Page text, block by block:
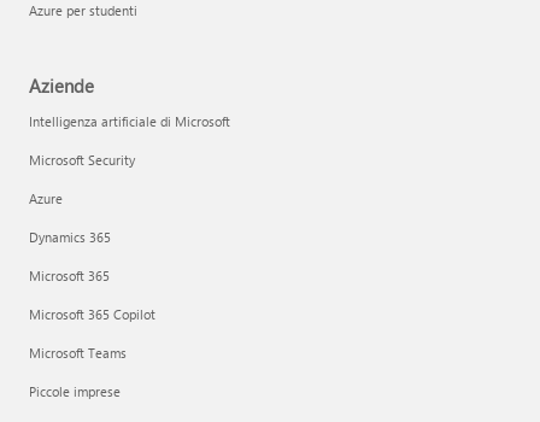
Azure per studenti
Aziende
Intelligenza artificiale di Microsoft
Microsoft Security
Azure
Dynamics 365
Microsoft 365
Microsoft 365 Copilot
Microsoft Teams
Piccole imprese